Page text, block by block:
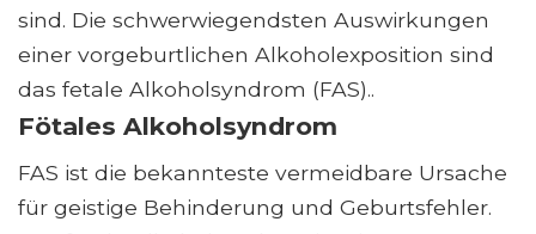
sind. Die schwerwiegendsten Auswirkungen
einer vorgeburtlichen Alkoholexposition sind
das fetale Alkoholsyndrom (FAS)..
Fötales Alkoholsyndrom
FAS ist die bekannteste vermeidbare Ursache
für geistige Behinderung und Geburtsfehler.